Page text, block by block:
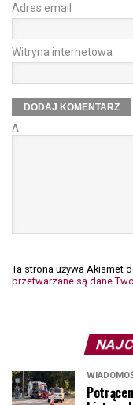
Adres email
Witryna internetowa
Δ
Ta strona używa Akismet
przetwarzane są dane